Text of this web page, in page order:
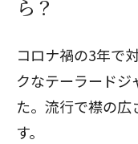
ら？
コロナ禍の3年で
クなテーラードジ
た。流行で襟の
す。